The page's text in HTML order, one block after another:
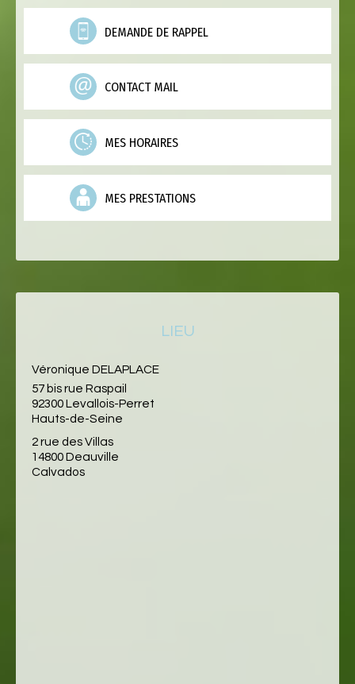
DEMANDE DE RAPPEL
CONTACT MAIL
MES HORAIRES
MES PRESTATIONS
LIEU
Véronique DELAPLACE
57 bis rue Raspail
92300 Levallois-Perret
Hauts-de-Seine
2 rue des Villas
14800 Deauville
Calvados